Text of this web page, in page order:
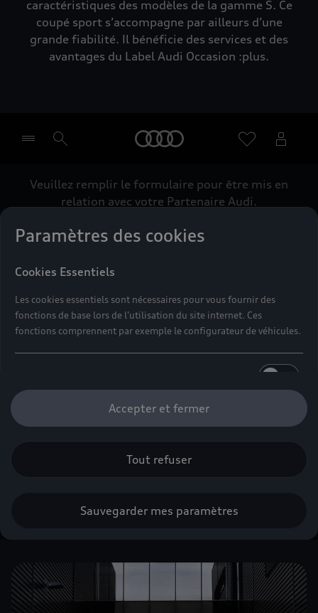
caractéristiques des modèles de la gamme S. Ce
coupé sport s’accompagne par ailleurs d’une
grande fiabilité. Il bénéficie des services et des
avantages du Label Audi Occasion :plus.